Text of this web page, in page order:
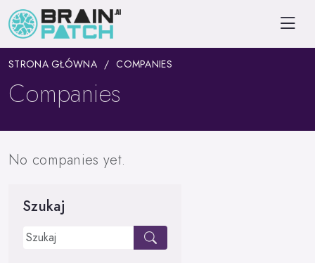
STRONA GŁÓWNA COMPANIES
Companies
No companies yet.
Szukaj